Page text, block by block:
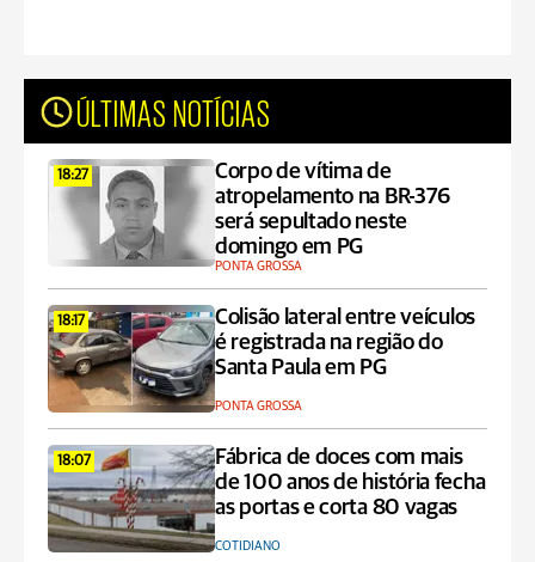
ÚLTIMAS NOTÍCIAS
18:27
Corpo de vítima de
atropelamento na BR-376
será sepultado neste
domingo em PG
PONTA GROSSA
18:17
Colisão lateral entre veículos
é registrada na região do
Santa Paula em PG
PONTA GROSSA
18:07
Fábrica de doces com mais
de 100 anos de história fecha
as portas e corta 80 vagas
COTIDIANO